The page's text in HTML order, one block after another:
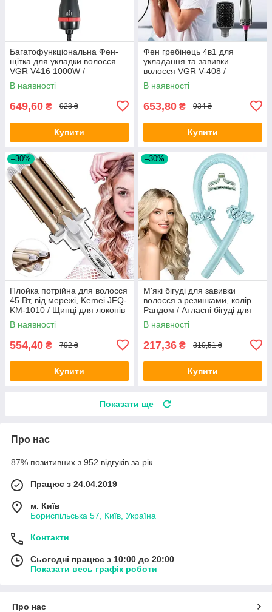
Багатофункціональна Фен-
щітка для укладки волосся
VGR V416 1000W /
Повітряний Фен-Стайлер для
волосся
В наявності
649,60 ₴ 928 ₴
Купити
Фен гребінець 4в1 для
укладання та завивки
волосся VGR V-408 /
Багатофункціональний фен-
стайлер з насадками
В наявності
653,80 ₴ 934 ₴
Купити
–30%
Плойка потрійна для волосся
45 Вт, від мережі, Kemei JFQ-
KM-1010 / Щипці для локонів
/ Прилад для укладання
волосся
В наявності
554,40 ₴ 792 ₴
Купити
–30%
М'які бігуді для завивки
волосся з резинками, колір
Рандом / Атласні бігуді для
холодної завивки волосся
В наявності
217,36 ₴ 310,51 ₴
Купити
Показати ще
Про нас
87% позитивних з 952 відгуків за рік
Працює з 24.04.2019
м. Київ
Бориспільська 57, Київ, Україна
Контакти
Сьогодні працює з 10:00 до 20:00
Показати весь графік роботи
Про нас